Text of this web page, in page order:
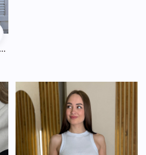
Куртка косуха 72455337\432